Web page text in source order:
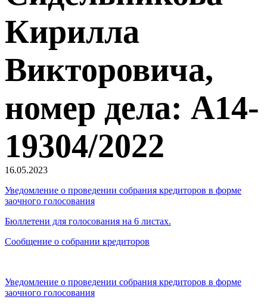
Кирилла
Викторовича,
номер дела: А14-
19304/2022
16.05.2023
Уведомление о проведении собрания кредиторов в форме
заочного голосования
Бюллетени для голосования на 6 листах.
Сообщение о собрании кредиторов
Уведомление о проведении собрания кредиторов в форме
заочного голосования